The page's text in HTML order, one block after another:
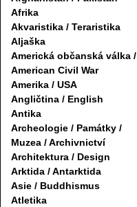
Afrika
Akvaristika / Teraristika
Aljaška
Americká občanská válka /
American Civil War
Amerika / USA
Angličtina / English
Antika
Archeologie / Památky /
Muzea / Archivnictví
Architektura / Design
Arktida / Antarktida
Asie / Buddhismus
Atletika